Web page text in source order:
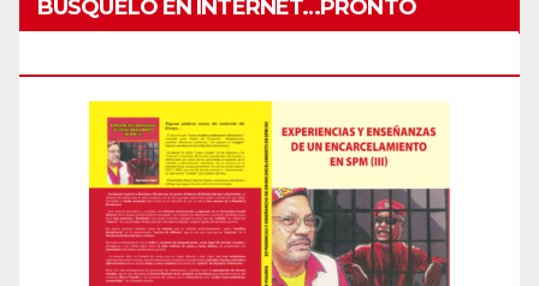
BÚSQUELO EN INTERNET…PRONTO